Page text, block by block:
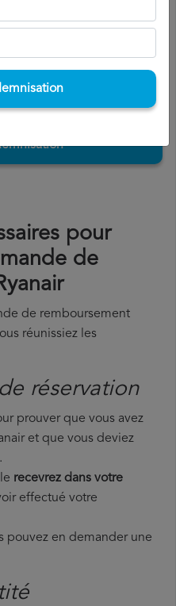
Ryanair vous la versera
pour
de
de remboursement
réunissiez les
réservation
prouver que vous avez
et que vous deviez
recevrez dans votre
effectué votre
pouvez en demander une